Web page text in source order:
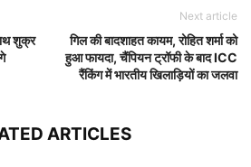
शुक्र
Next article
गिल की बादशाहत कायम, रोहित शर्मा को
हुआ फायदा, चैंपियन ट्रॉफी के बाद ICC
रैंकिंग में भारतीय खिलाड़ियों का जलवा
ARTICLES